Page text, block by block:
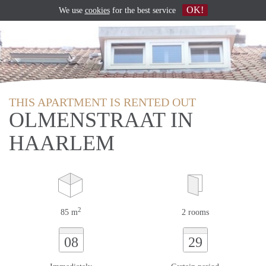
THIS APARTMENT IS RENTED OUT
OLMENSTRAAT IN
HAARLEM
85 m2 2 rooms
08 29
We use cookiesfor the best service OK!